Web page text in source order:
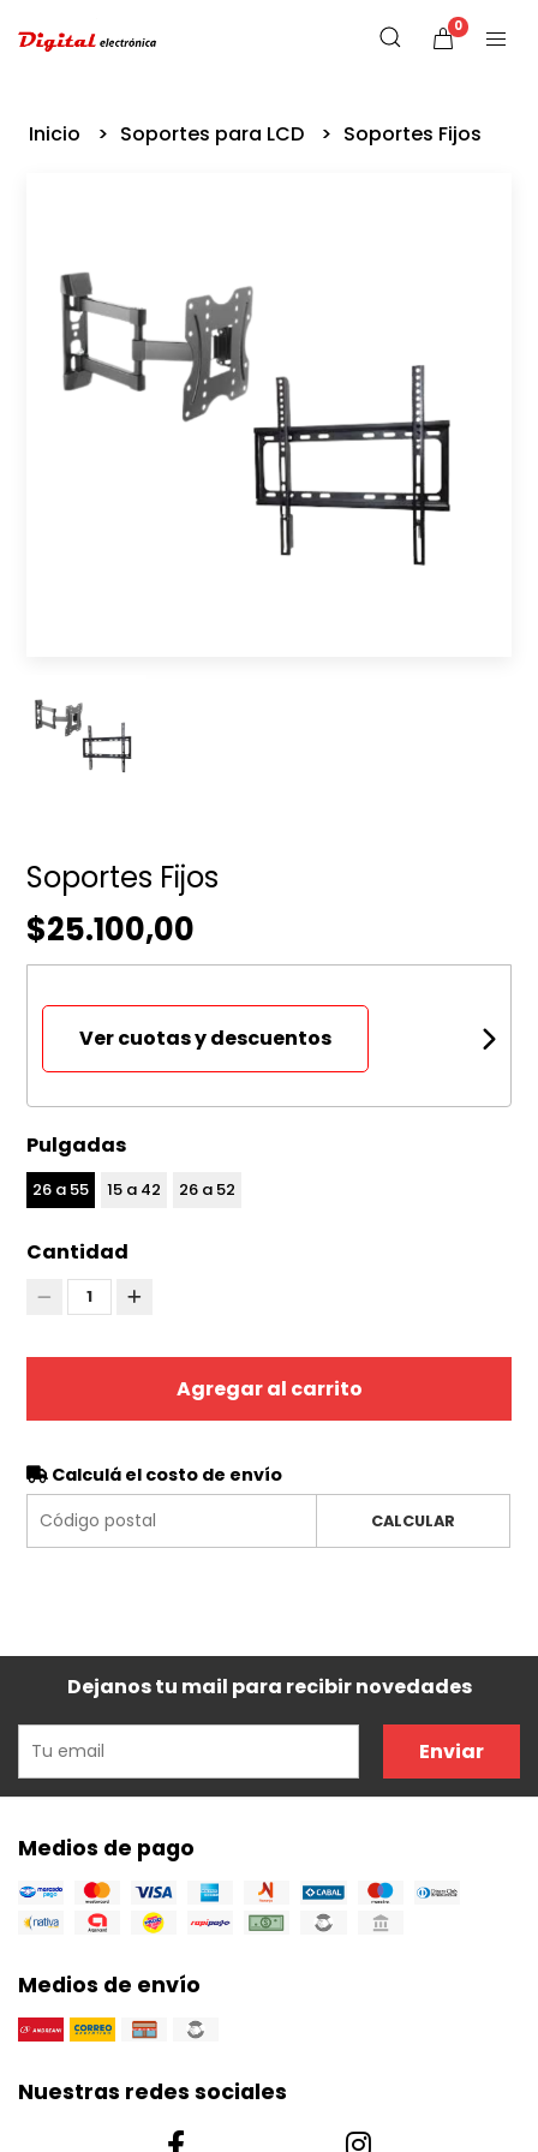
0
Inicio Soportes para LCD Soportes Fijos
Soportes Fijos
$25.100,00
Ver cuotas y descuentos
Pulgadas
26 a 55 15 a 42 26 a 52
Cantidad
1
Agregar al carrito
Calculá el costo de envío
CALCULAR
Dejanos tu mail para recibir novedades
Enviar
Medios de pago
Medios de envío
Nuestras redes sociales